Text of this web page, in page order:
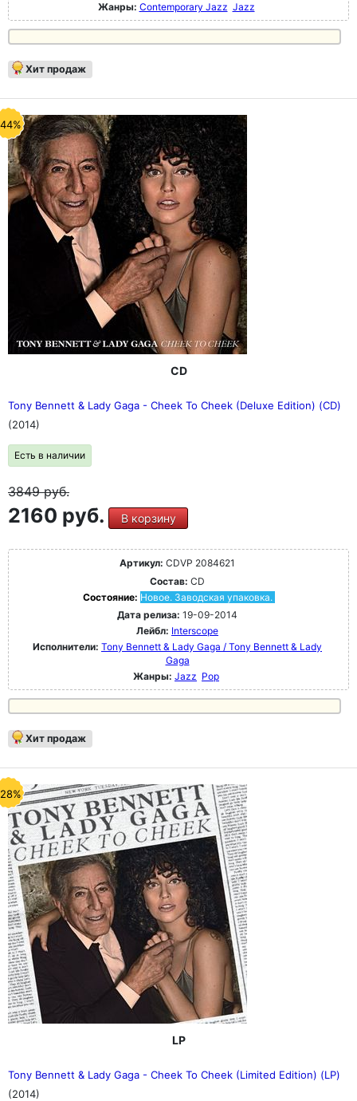
Жанры: Contemporary Jazz Jazz
Хит продаж
CD
Tony Bennett & Lady Gaga - Cheek To Cheek (Deluxe Edition) (CD)
(2014)
Есть в наличии
3849руб.
2160 руб. В корзину
Артикул: CDVP 2084621
Состав: CD
Состояние: Новое. Заводская упаковка.
Дата релиза: 19-09-2014
Лейбл: Interscope
Исполнители: Tony Bennett & Lady Gaga / Tony Bennett & Lady
Gaga
Жанры: Jazz Pop
Хит продаж
LP
Tony Bennett & Lady Gaga - Cheek To Cheek (Limited Edition) (LP)
(2014)